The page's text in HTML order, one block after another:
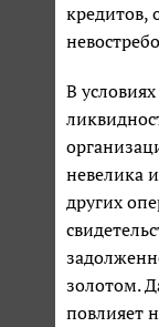
кредитов,
В
невелика
других
золотом.
повлияет